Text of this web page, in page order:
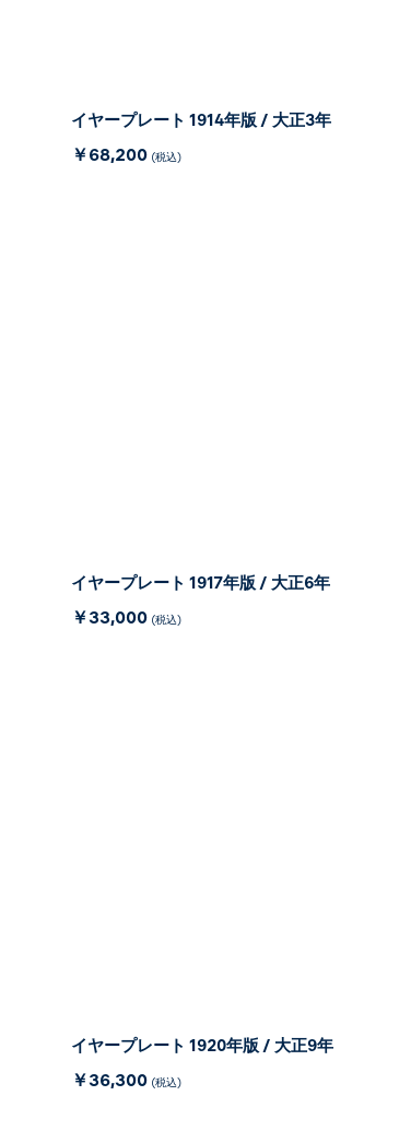
イヤープレート 1914年版 / 大正3年
￥68,200 (税込)
イヤープレート 1917年版 / 大正6年
￥33,000 (税込)
イヤープレート 1920年版 / 大正9年
￥36,300 (税込)